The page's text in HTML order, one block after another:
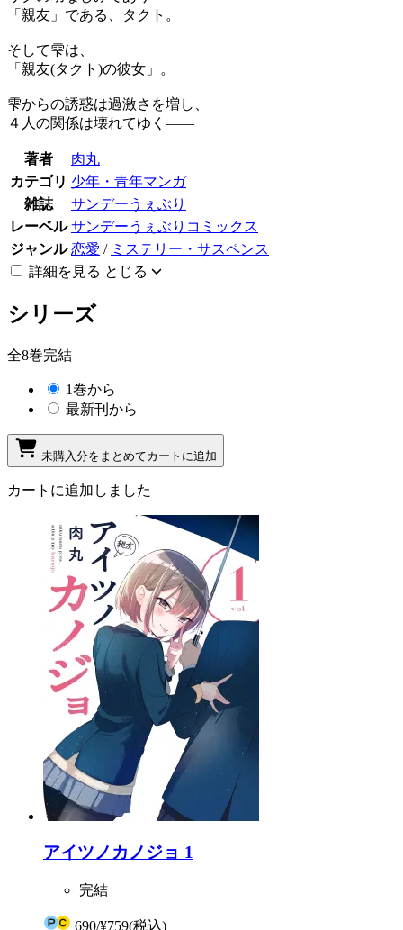
「親友」である、タクト。
そして雫は、
「親友(タクト)の彼女」。
雫からの誘惑は過激さを増し、
４人の関係は壊れてゆく――
著者
肉丸
カテゴリ 少年・青年マンガ
雑誌
サンデーうぇぶり
レーベル サンデーうぇぶりコミックス
ジャンル 恋愛 / ミステリー・サスペンス
詳細を見る とじる
シリーズ
全8巻完結
1巻から
最新刊から
未購入分をまとめてカートに追加
カートに追加しました
アイツノカノジョ 1
完結
690/¥759(税込)